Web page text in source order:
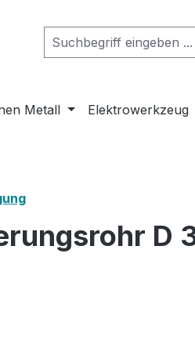
Metall Elektrowerkzeug
D